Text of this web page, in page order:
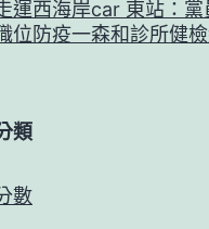
運西海岸car 東站：
位防疫一森和診所健
類
數